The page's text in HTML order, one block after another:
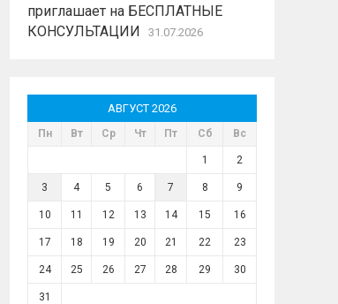
приглашает на БЕСПЛАТНЫЕ
КОНСУЛЬТАЦИИ
31.07.2026
АВГУСТ 2026
Пн Вт Ср Чт Пт Сб Вс
1 2
3 4 5 6 7 8 9
10 11 12 13 14 15 16
17 18 19 20 21 22 23
24 25 26 27 28 29 30
31